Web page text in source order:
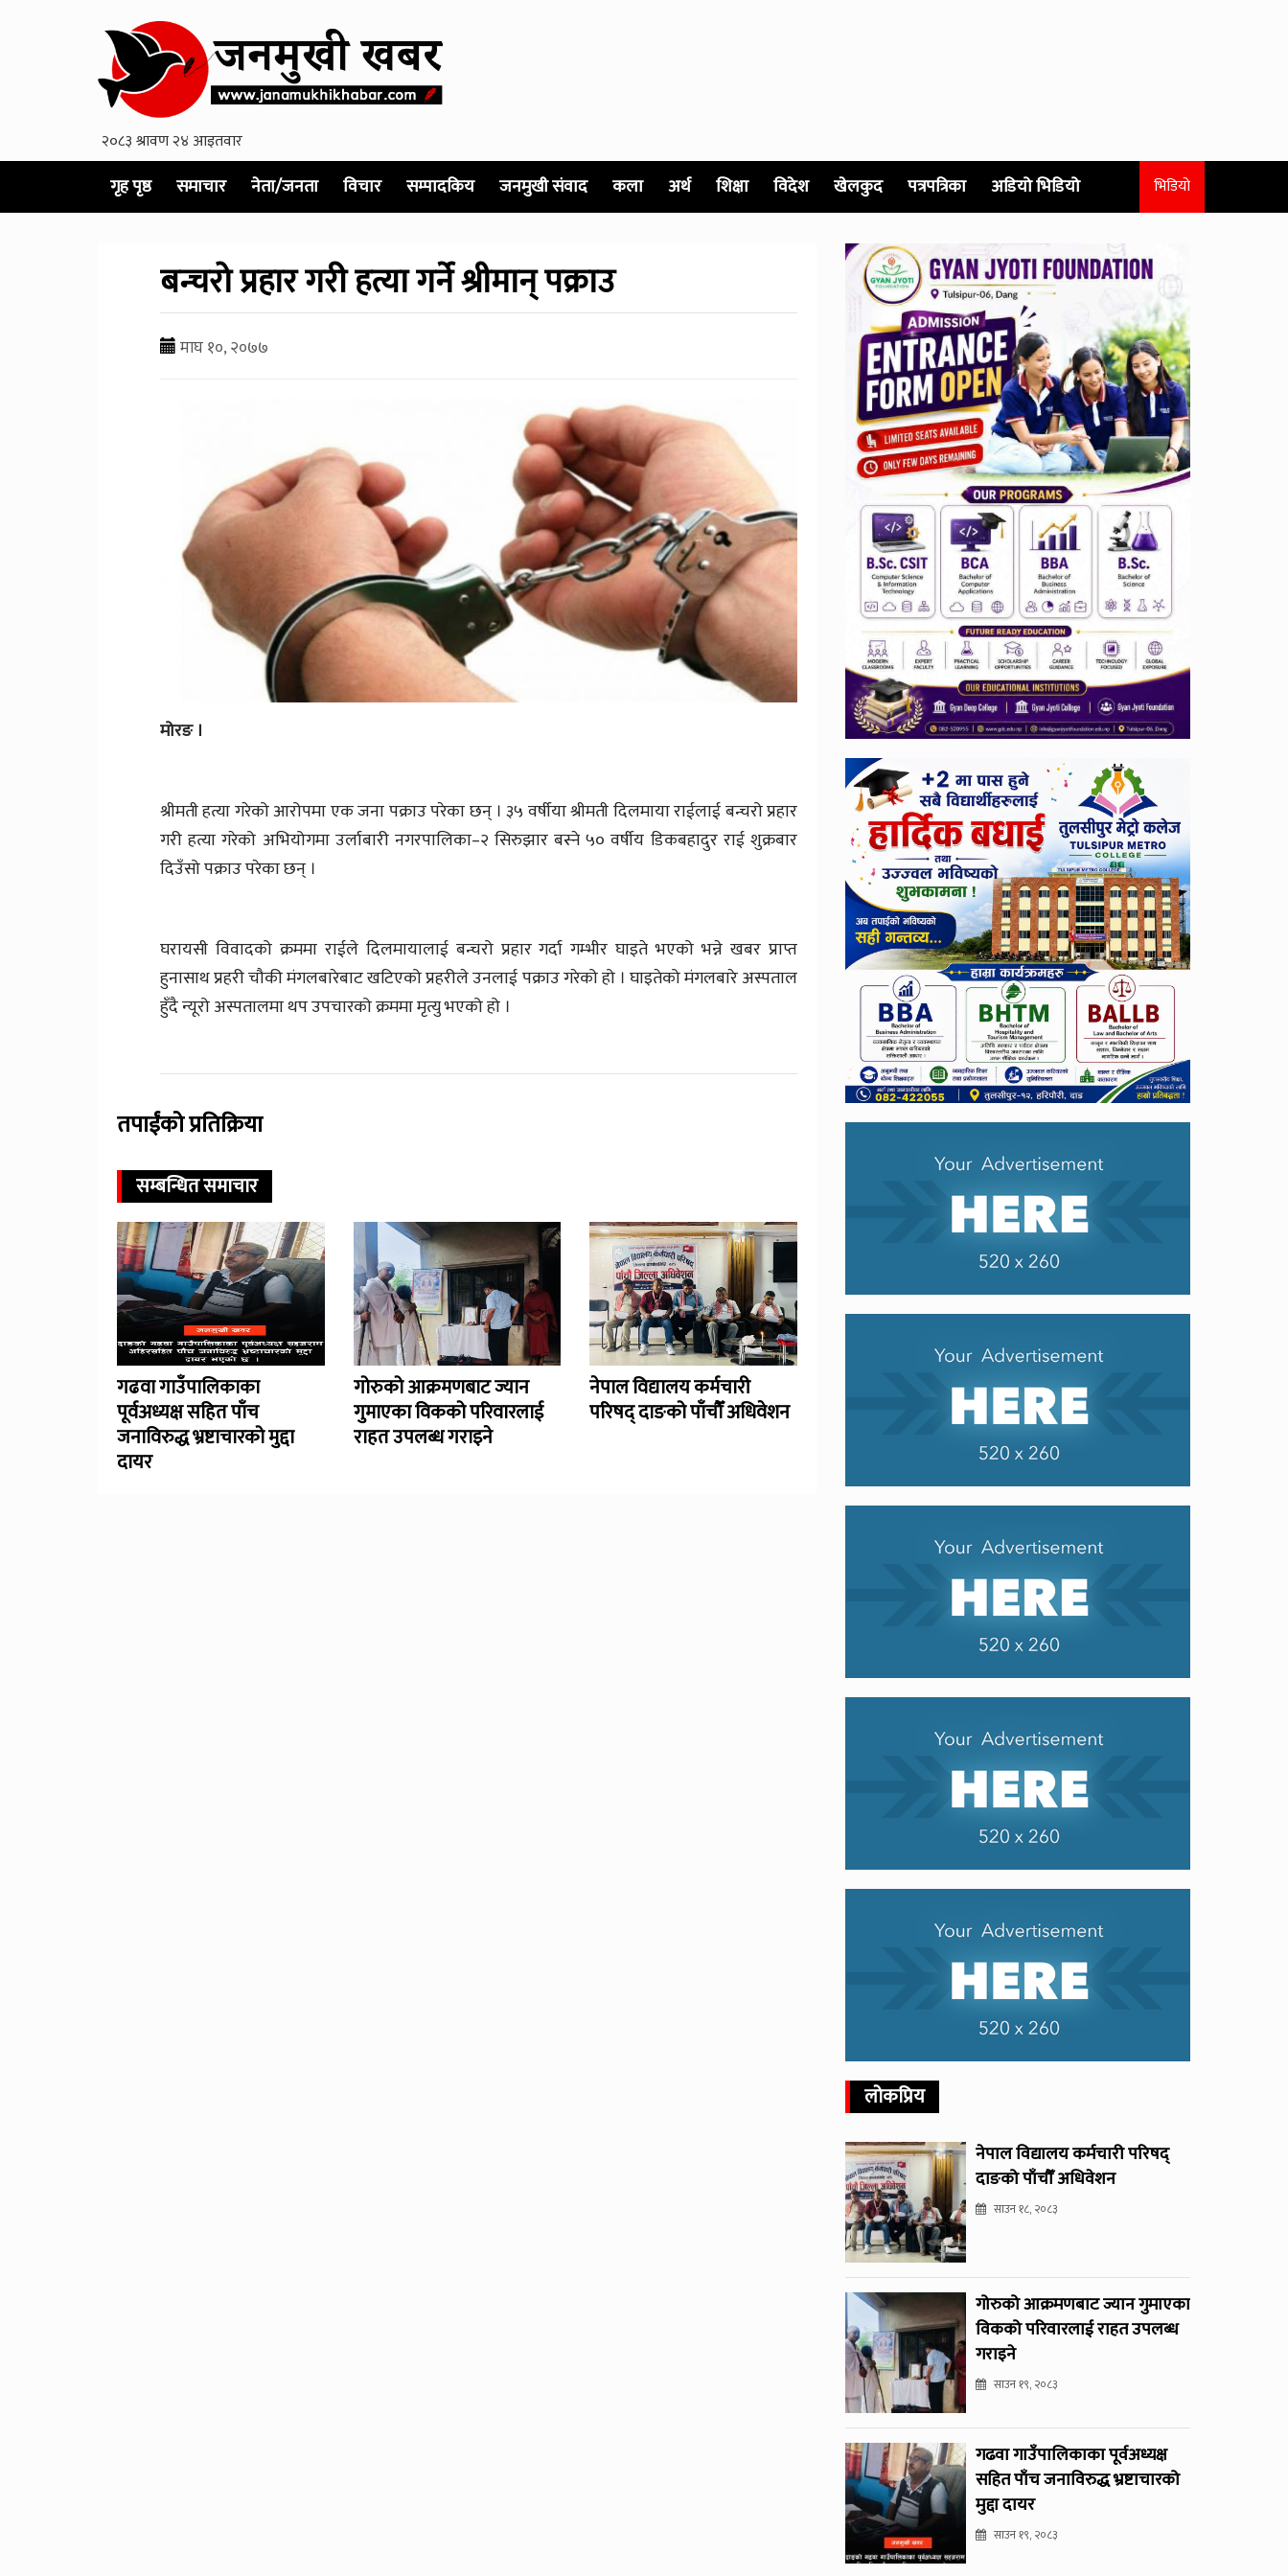
गृह पृष्ठ समाचार नेता/जनता विचार सम्पादकिय जनमुखी संवाद कला अर्थ शिक्षा विदेश खेलकुद पत्रपत्रिका अडियो भिडियो भिडियो
बन्चरो प्रहार गरी हत्या गर्ने श्रीमान् पक्राउ
माघ १०, २०७७
मोरङ ।
श्रीमती हत्या गरेको आरोपमा एक जना पक्राउ परेका छन् । ३५ वर्षीया श्रीमती दिलमाया राईलाई बन्चरो प्रहार
गरी हत्या गरेको अभियोगमा उर्लाबारी नगरपालिका–२ सिरुझार बस्ने ५० वर्षीय डिकबहादुर राई शुक्रबार
दिउँसो पक्राउ परेका छन् ।
घरायसी विवादको क्रममा राईले दिलमायालाई बन्चरो प्रहार गर्दा गम्भीर घाइते भएको भन्ने खबर प्राप्त
हुनासाथ प्रहरी चौकी मंगलबारेबाट खटिएको प्रहरीले उनलाई पक्राउ गरेको हो । घाइतेको मंगलबारे अस्पताल
हुँदै न्यूरो अस्पतालमा थप उपचारको क्रममा मृत्यु भएको हो ।
तपाईंको प्रतिक्रिया
सम्बन्धित समाचार
गढवा गाउँपालिकाका
पूर्वअध्यक्ष सहित पाँच
जनाविरुद्ध भ्रष्टाचारको मुद्दा
दायर
गोरुको आक्रमणबाट ज्यान
गुमाएका विकको परिवारलाई
राहत उपलब्ध गराइने
नेपाल विद्यालय कर्मचारी
परिषद् दाङको पाँचौँ अधिवेशन
लोकप्रिय
नेपाल विद्यालय कर्मचारी परिषद्
दाङको पाँचौँ अधिवेशन
साउन १८, २०८३
गोरुको आक्रमणबाट ज्यान गुमाएका
विकको परिवारलाई राहत उपलब्ध
गराइने
साउन १९, २०८३
गढवा गाउँपालिकाका पूर्वअध्यक्ष
सहित पाँच जनाविरुद्ध भ्रष्टाचारको
मुद्दा दायर
साउन १९, २०८३